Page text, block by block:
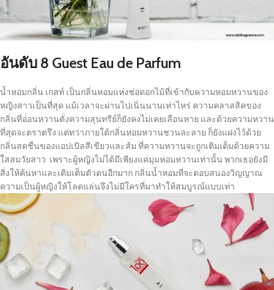
อันดับ 8 Guest Eau de Parfum
น้ำหอมกลิ่น เกสท์ เป็นกลิ่นหอมแห่งช่อดอกไม้ที่เข้ากับความหอมหวานของ
หญิงสาวเป็นที่สุด แม้เวลาจะผ่านไปเนิ่นนานเท่าไหร่ ความคลาสสิคของ
กลิ่นที่อ่อนหวานดั่งความสุนทรีย์ก็ยังคงไม่เคยเลือนหาย และด้วยความหวาน
ที่สุดจะตราตรึง แต่ทว่าภายใต้กลิ่นหอมหวานชวนละลาย ก็ยังแฝงไว้ด้วย
กลิ่นสดชื่นของแอปเปิลสีเขียวและส้ม ที่ความหวานจะถูกเติมเต็มด้วยความ
ใสสมวัยสาว เพราะผู้หญิงไม่ได้มีเพียงแค่มุมหอมหวานเท่านั้น พวกเธอยังมี
สิ่งให้ค้นหาและเติมเต็มตัวตนอีกมาก กลิ่นน้ำหอมที่จะตอบสนองวิญญาณ
ความเป็นผู้หญิงให้โลดแล่นจึงไม่มีใครที่มาทำให้สมบูรณ์แบบเท่า